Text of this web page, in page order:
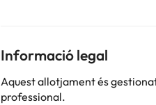
Alguns dels serveis detallats
Informació legal
Aquest allotjament és
professional.